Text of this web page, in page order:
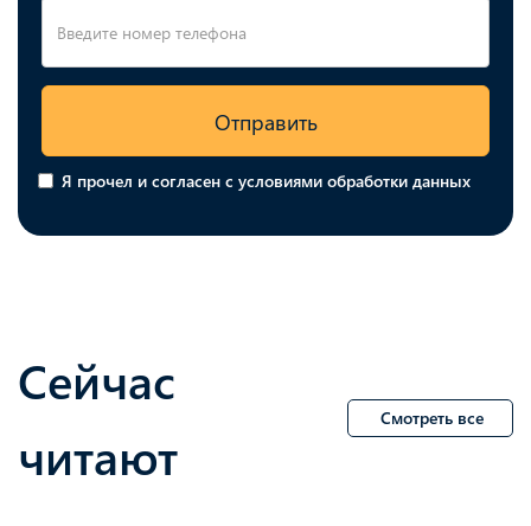
Отправить
Я прочел и согласен с условиями обработки данных
Сейчас
читают
Смотреть все